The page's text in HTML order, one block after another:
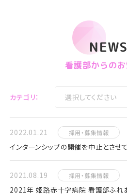
NEWS
看護部からの
カテゴリ： 選択してください
2022.01.21 採用・募集情報
インターンシップの開催を中止とさせ
2021.08.19 採用・募集情報
2021年 姫路赤十字病院 看護部ふれ